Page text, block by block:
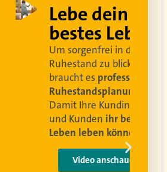
Lebe dein
bestes Leben
Um sorgenfrei in den
Ruhestand zu blicken,
professionelle
Ruhestandsplanung.
Damit Ihre Kundinnen
ihr bestes
Leben leben können.
Video anschauen